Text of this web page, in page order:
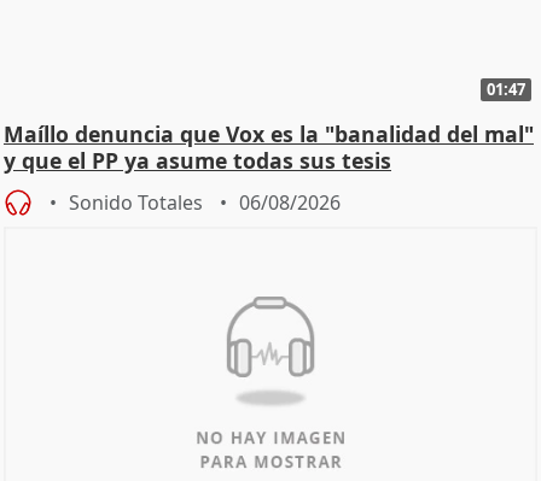
01:47
Maíllo denuncia que Vox es la "banalidad del mal"
y que el PP ya asume todas sus tesis
Sonido Totales 06/08/2026